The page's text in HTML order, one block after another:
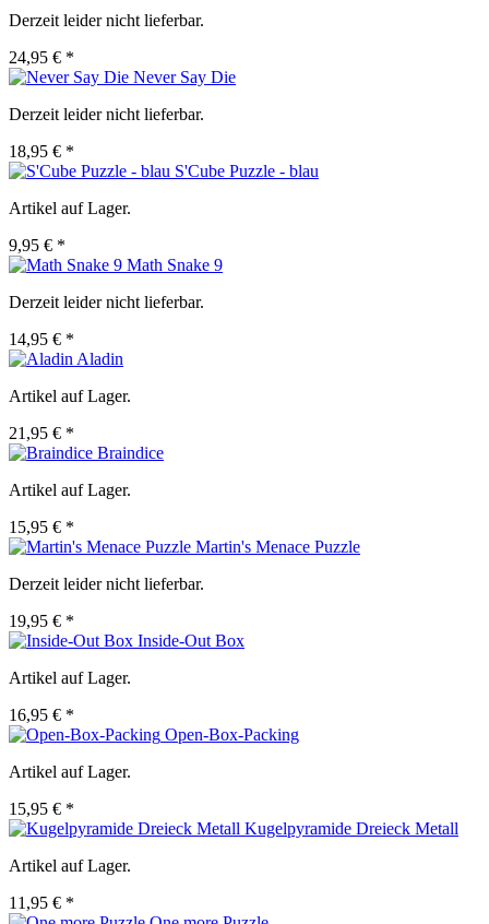
Derzeit leider nicht lieferbar.
24,95 € *
Never Say Die
Derzeit leider nicht lieferbar.
18,95 € *
S'Cube Puzzle - blau
Artikel auf Lager.
9,95 € *
Math Snake 9
Derzeit leider nicht lieferbar.
14,95 € *
Aladin
Artikel auf Lager.
21,95 € *
Braindice
Artikel auf Lager.
15,95 € *
Martin's Menace Puzzle
Derzeit leider nicht lieferbar.
19,95 € *
Inside-Out Box
Artikel auf Lager.
16,95 € *
Open-Box-Packing
Artikel auf Lager.
15,95 € *
Kugelpyramide Dreieck Metall
Artikel auf Lager.
11,95 € *